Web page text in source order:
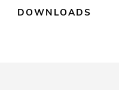
DOWNLOADS